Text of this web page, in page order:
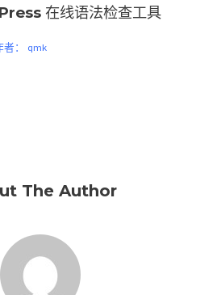
在线语法检查工具
： qmk
The Author